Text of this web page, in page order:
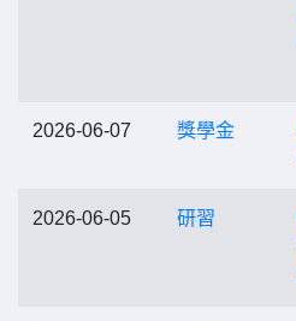
2026-06-07 獎學金
2026-06-05 研習